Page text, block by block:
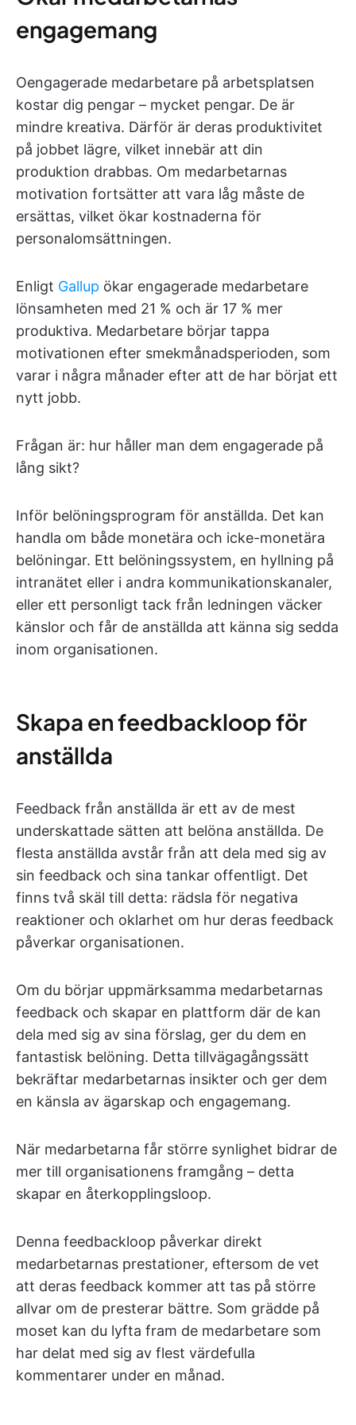
engagemang
Oengagerade medarbetare på arbetsplatsen
kostar dig pengar – mycket pengar. De är
mindre kreativa. Därför är deras produktivitet
på jobbet lägre, vilket innebär att din
produktion drabbas. Om medarbetarnas
motivation fortsätter att vara låg måste de
ersättas, vilket ökar kostnaderna för
personalomsättningen.
Enligt Gallup ökar engagerade medarbetare
lönsamheten med 21 % och är 17 % mer
produktiva. Medarbetare börjar tappa
motivationen efter smekmånadsperioden, som
varar i några månader efter att de har börjat ett
nytt jobb.
Frågan är: hur håller man dem engagerade på
lång sikt?
Inför belöningsprogram för anställda. Det kan
handla om både monetära och icke-monetära
belöningar. Ett belöningssystem, en hyllning på
intranätet eller i andra kommunikationskanaler,
eller ett personligt tack från ledningen väcker
känslor och får de anställda att känna sig sedda
inom organisationen.
Skapa en feedbackloop för
anställda
Feedback från anställda är ett av de mest
underskattade sätten att belöna anställda. De
flesta anställda avstår från att dela med sig av
sin feedback och sina tankar offentligt. Det
finns två skäl till detta: rädsla för negativa
reaktioner och oklarhet om hur deras feedback
påverkar organisationen.
Om du börjar uppmärksamma medarbetarnas
feedback och skapar en plattform där de kan
dela med sig av sina förslag, ger du dem en
fantastisk belöning. Detta tillvägagångssätt
bekräftar medarbetarnas insikter och ger dem
en känsla av ägarskap och engagemang.
När medarbetarna får större synlighet bidrar de
mer till organisationens framgång – detta
skapar en återkopplingsloop.
Denna feedbackloop påverkar direkt
medarbetarnas prestationer, eftersom de vet
att deras feedback kommer att tas på större
allvar om de presterar bättre. Som grädde på
moset kan du lyfta fram de medarbetare som
har delat med sig av flest värdefulla
kommentarer under en månad.